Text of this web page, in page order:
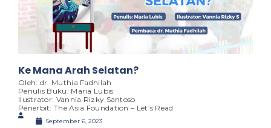
Ke Mana Arah Selatan?
Oleh: dr. Muthia Fadhilah
Penulis Buku: Maria Lubis
Ilustrator: Vannia Rizky Santoso
Penerbit: The Asia Foundation – Let’s Read
September 6, 2023